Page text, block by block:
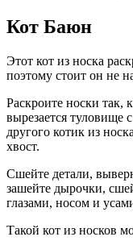
Кот Баюн
Этот кот из носка
поэтому стоит он не
Раскроите носки так,
вырезается туловище
другого котик из
хвост.
Сшейте детали,
зашейте дырочки,
глазами, носом и
Такой кот из носков